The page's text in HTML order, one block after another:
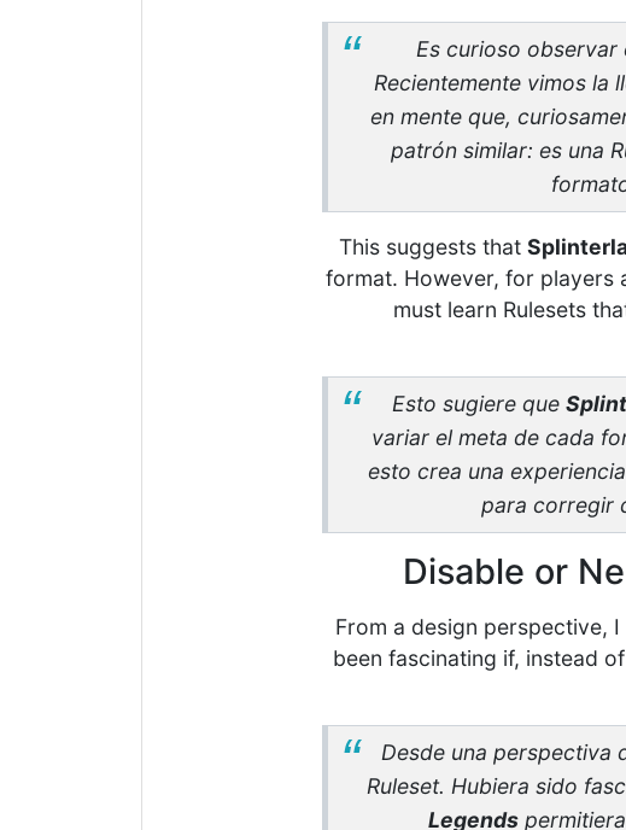
Es curioso observar
Recientemente vimos la
en mente que,
patrón similar: es una
This suggests that
format. However, for players
must learn Rulesets
Esto sugiere que
variar el meta de cada
esto crea una
para corregir
Disable or
From a design perspective,
been fascinating if, instead
Desde una perspectiva
Ruleset. Hubiera sido
Legends